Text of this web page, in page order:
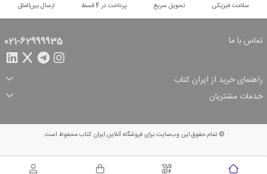
سلامت فیزیکی تحویل سریع پرداخت در 4 قسط ارسال بین‌الملل
تماس با ما 021-62999935
راهنمای خرید از ایران کتاب
ثبت سفارش
شرایط ارسال سفارش
شیوه پرداخت
تخفیف‌های خرید
خدمات مشتریان
© تمام حقوق این وب‌سایت برای فروشگاه آنلاین ایران کتاب محفوظ است.
سبد خرید